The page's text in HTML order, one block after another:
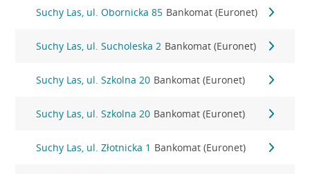
Suchy Las, ul. Obornicka 85 Bankomat (Euronet)
Suchy Las, ul. Sucholeska 2 Bankomat (Euronet)
Suchy Las, ul. Szkolna 20 Bankomat (Euronet)
Suchy Las, ul. Szkolna 20 Bankomat (Euronet)
Suchy Las, ul. Złotnicka 1 Bankomat (Euronet)